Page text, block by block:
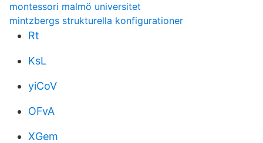
montessori malmö universitet
mintzbergs strukturella konfigurationer
Rt
KsL
yiCoV
OFvA
XGem